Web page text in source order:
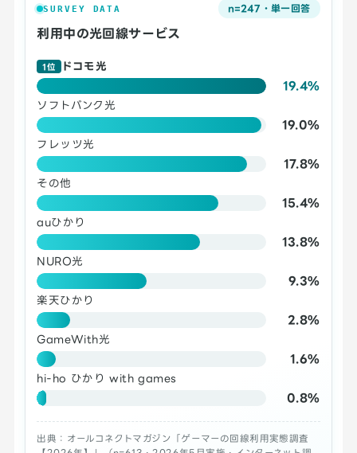
SURVEY DATA n=247・単一回答
利用中の光回線サービス
1位 ドコモ光
19.4%
ソフトバンク光
19.0%
フレッツ光
17.8%
その他
15.4%
auひかり
13.8%
NURO光
9.3%
楽天ひかり
2.8%
GameWith光
1.6%
hi-ho ひかり with games
0.8%
出典：オールコネクトマガジン「ゲーマーの回線利用実態調査